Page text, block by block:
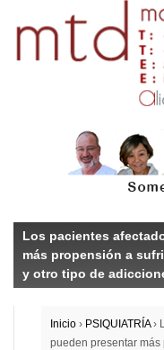
Los pacientes
más propensión a
y otro tipo de
Inicio › PSIQUIATRÍA ›
pueden presentar más